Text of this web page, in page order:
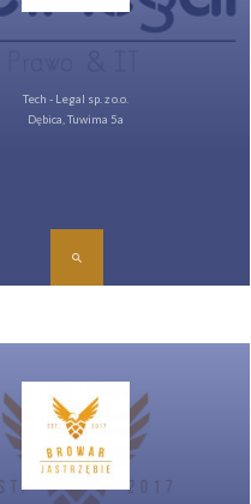
Tech - Legal sp. z o.o.
Dębica, Tuwima 5a